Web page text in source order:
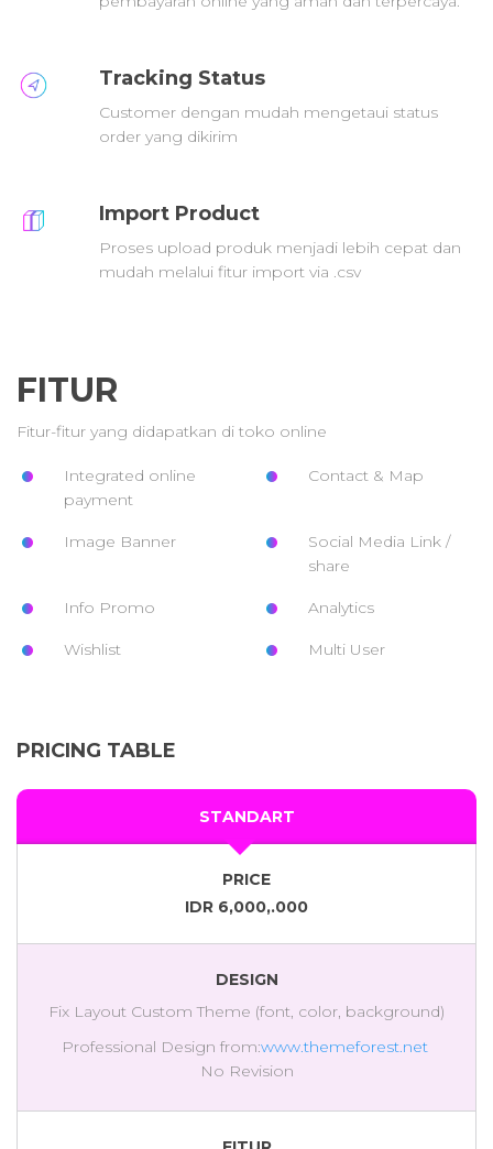
Tracking Status
Customer dengan mudah mengetaui status
order yang dikirim
Import Product
Proses upload produk menjadi lebih cepat dan
mudah melalui fitur import via .csv
FITUR
Fitur-fitur yang didapatkan di toko online
Integrated online
payment
Contact & Map
Image Banner
Social Media Link /
share
Info Promo Analytics
Wishlist Multi User
PRICING TABLE
STANDART
PRICE
IDR 6,000,.000
DESIGN
Fix Layout Custom Theme (font, color, background)
Professional Design from:www.themeforest.net
No Revision